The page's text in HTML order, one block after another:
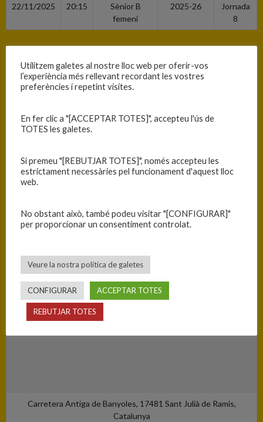
22/11/2025 20:15
Sènior B
femení
2025-26
Jornada
8
RESULTATS
Equip
C.B. Blanes
PISTA
Carretera Antiga de Banyoles, 17481 Sant Julià de Ramis,
Catalunya
Utilitzem galetes al nostre lloc web per oferir-vos
l’experiència més rellevant recordant les vostres
preferències i repetint visites.
En fer clic a "[ACCEPTAR TOTES]", accepteu l'ús de
TOTES les galetes.
Si premeu "[REBUTJAR TOTES]", només accepteu les
estrictament necessàries pel funcionament d'aquest lloc
web.
No obstant això, també podeu visitar "[CONFIGURAR]"
per proporcionar un consentiment controlat.
Veure la nostra política de galetes
CONFIGURAR ACCEPTAR TOTES
REBUTJAR TOTES